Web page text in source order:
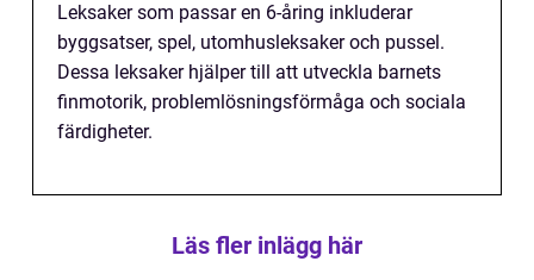
Leksaker som passar en 6-åring inkluderar
byggsatser, spel, utomhusleksaker och pussel.
Dessa leksaker hjälper till att utveckla barnets
finmotorik, problemlösningsförmåga och sociala
färdigheter.
Läs fler inlägg här